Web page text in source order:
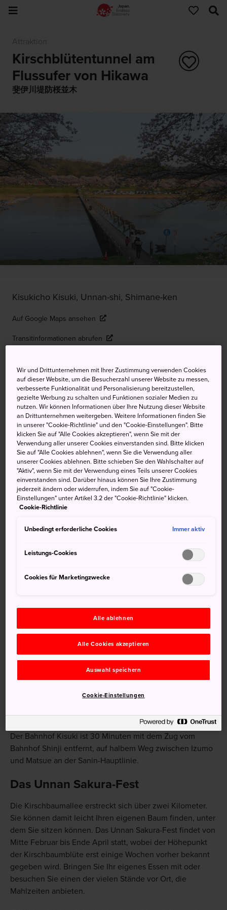
Kirschblütentunnel am
Flussufer von Hikawa
斐伊川堤防桜並木
Kisukicho Kisuki, Unnan-shi, Shimane-ken
Auf Google Maps ansehen
Transitinformationen abrufen
STICHWORTE KARTE
Wunderschöne Kirschblüten und
eine langsame Lebensweise
Die Ufer des Flusses Hikawa in der Stadt Kisuki sind mit
800 Kirschbäumen gesäumt und gehören zu den Top 100
der Kirschblütenaussichtspunkte in Japan. Besuchen Sie
diesen Ort während des Unnan Sakura-Festes und
genießen Sie ein dynamisches Kirschblütenerlebnis.
Nicht verpassen
Das imposante Feuerwerk über den
Das auf dem Fest angebotene Essen genießen
Anfahrt
am Flussufer entlang.
Der Bahnhof Kisuki ist 30 Minuten mit dem Zug vom
Bahnhof Shinji entfernt, auf halbem Weg zwischen Izumo
und Matsue an der Sanin-Hauptlinie.
Das Unnan Sakura-Fest
Die Kirschbaumallee erstreckt sich über zwei Kilometer.
Sie können damit leicht Ihren eigenen Baum finden, unter
dem Sie sitzen können. Das Unnan Sakura-Fest findet von
Mitte Februar bis Ende April statt, wobei der Höhepunkt
der Kirschbaumblüte erst einige Wochen vorher bekannt
gegeben wird. Bringen Sie Ihr eigenes Essen mit oder
besuchen Sie einen der vielen Stände vor Ort, die
Mahlzeiten anbieten.
Wir und Drittunternehmen mit Ihrer Zustimmung verwenden Cookies
auf dieser Website, um die Besucherzahl unserer Website zu messen,
verbesserte Funktionalität und Personalisierung bereitzustellen,
gezielte Werbung zu schalten und Funktionen sozialer Medien zu
nutzen. Wir können Informationen über Ihre Nutzung dieser Website
an Drittunternehmen weitergeben. Weitere Informationen finden Sie
in unserer "Cookie-Richtlinie" und den "Cookie-Einstellungen". Bitte
klicken Sie auf "Alle Cookies akzeptieren", wenn Sie mit der
Verwendung aller unserer Cookies einverstanden sind. Bitte klicken
Sie auf "Alle Cookies ablehnen", wenn Sie die Verwendung aller
unserer Cookies ablehnen. Bitte schieben Sie den Wahlschalter auf
"Aktiv", wenn Sie mit der Verwendung eines Teils unserer Cookies
einverstanden sind. Darüber hinaus können Sie Ihre Zustimmung
jederzeit ändern oder widerrufen, indem Sie auf "Cookie-
Einstellungen" unter Artikel 3.2 der "Cookie-Richtlinie" klicken.
Cookie-Richtlinie
Unbedingt erforderliche Cookies Immer aktiv
Leistungs-Cookies
Cookies für Marketingzwecke
Alle ablehnen
Alle Cookies akzeptieren
Auswahl speichern
Cookie-Einstellungen